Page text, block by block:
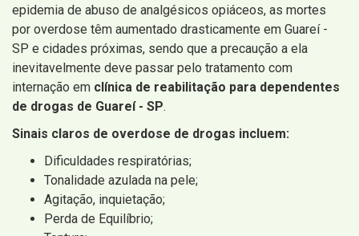
epidemia de abuso de analgésicos opiáceos, as mortes
por overdose têm aumentado drasticamente em Guareí -
SP e cidades próximas, sendo que a precaução a ela
inevitavelmente deve passar pelo tratamento com
internação em clínica de reabilitação para dependentes
de drogas de Guareí - SP.
Sinais claros de overdose de drogas incluem:
Dificuldades respiratórias;
Tonalidade azulada na pele;
Agitação, inquietação;
Perda de Equilíbrio;